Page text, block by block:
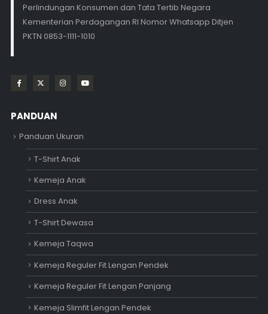
Perlindungan Konsumen dan Tata Tertib Negara
Kementerian Perdagangan RI Nomor Whatsapp Ditjen
PKTN 0853-1111-1010
PANDUAN
Panduan Ukuran
T-Shirt Anak
Kemeja Anak
Dress Anak
T-Shirt Dewasa
Kemeja Taqwa
Kemeja Reguler Fit Lengan Pendek
Kemeja Reguler Fit Lengan Panjang
Kemeja Slimfit Lengan Pendek